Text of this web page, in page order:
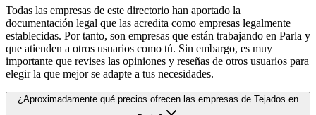
Todas las empresas de este directorio han aportado la
documentación legal que las acredita como empresas legalmente
establecidas. Por tanto, son empresas que están trabajando en Parla y
que atienden a otros usuarios como tú. Sin embargo, es muy
importante que revises las opiniones y reseñas de otros usuarios para
elegir la que mejor se adapte a tus necesidades.
¿Aproximadamente qué precios ofrecen las empresas de Tejados en